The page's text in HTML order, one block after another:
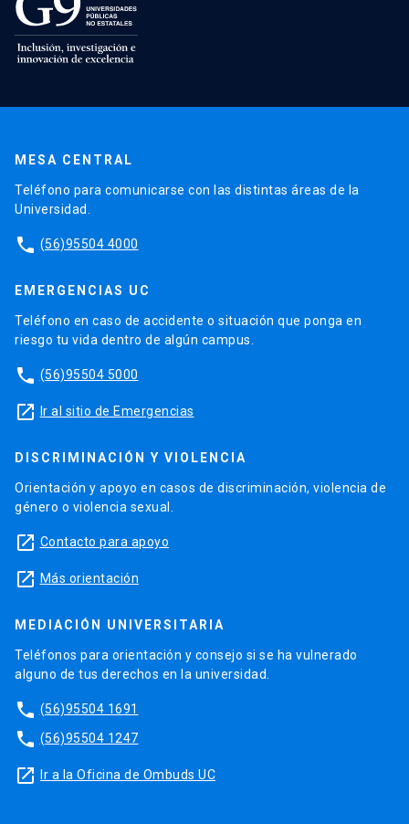
MESA CENTRAL
Teléfono para comunicarse con las distintas áreas de la
Universidad.
phone (56)95504 4000
EMERGENCIAS UC
Teléfono en caso de accidente o situación que ponga en
riesgo tu vida dentro de algún campus.
phone (56)95504 5000
launch Ir al sitio de Emergencias
DISCRIMINACIÓN Y VIOLENCIA
Orientación y apoyo en casos de discriminación, violencia de
género o violencia sexual.
launch Contacto para apoyo
launch Más orientación
MEDIACIÓN UNIVERSITARIA
Teléfonos para orientación y consejo si se ha vulnerado
alguno de tus derechos en la universidad.
phone (56)95504 1691
phone (56)95504 1247
launch Ir a la Oficina de Ombuds UC